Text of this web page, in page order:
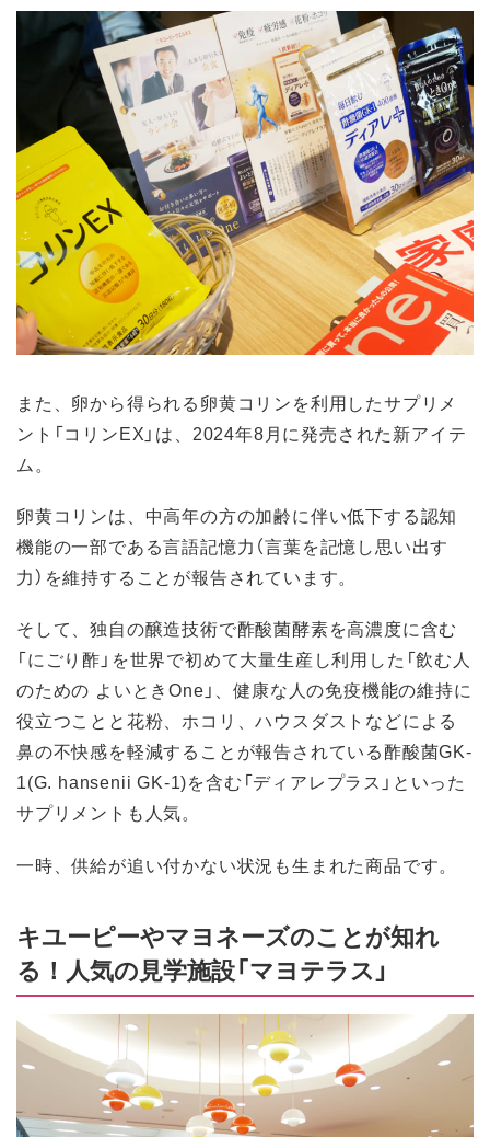
また、卵から得られる卵黄コリンを利用したサプリメ
ント「コリンEX」は、2024年8月に発売された新アイテ
ム。
卵黄コリンは、中高年の方の加齢に伴い低下する認知
機能の一部である言語記憶力（言葉を記憶し思い出す
力）を維持することが報告されています。
そして、独自の醸造技術で酢酸菌酵素を高濃度に含む
「にごり酢」を世界で初めて大量生産し利用した「飲む人
のための よいときOne」、健康な人の免疫機能の維持に
役立つことと花粉、ホコリ、ハウスダストなどによる
鼻の不快感を軽減することが報告されている酢酸菌GK-
1(G. hansenii GK-1)を含む「ディアレプラス」といった
サプリメントも人気。
一時、供給が追い付かない状況も生まれた商品です。
キユーピーやマヨネーズのことが知れ
る！人気の見学施設「マヨテラス」